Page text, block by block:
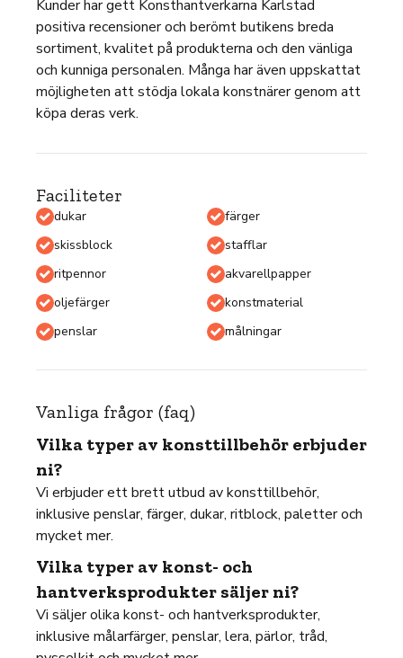
Kunder har gett Konsthantverkarna Karlstad
positiva recensioner och berömt butikens breda
sortiment, kvalitet på produkterna och den vänliga
och kunniga personalen. Många har även uppskattat
möjligheten att stödja lokala konstnärer genom att
köpa deras verk.
Faciliteter
dukar
färger
skissblock
stafflar
ritpennor
akvarellpapper
oljefärger
konstmaterial
penslar
målningar
Vanliga frågor (faq)
Vilka typer av konsttillbehör erbjuder
ni?
Vi erbjuder ett brett utbud av konsttillbehör,
inklusive penslar, färger, dukar, ritblock, paletter och
mycket mer.
Vilka typer av konst- och
hantverksprodukter säljer ni?
Vi säljer olika konst- och hantverksprodukter,
inklusive målarfärger, penslar, lera, pärlor, tråd,